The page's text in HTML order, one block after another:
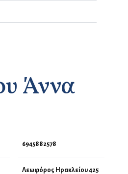
Άννα
6945882578
Λεωφόρος Ηρακλείου 425